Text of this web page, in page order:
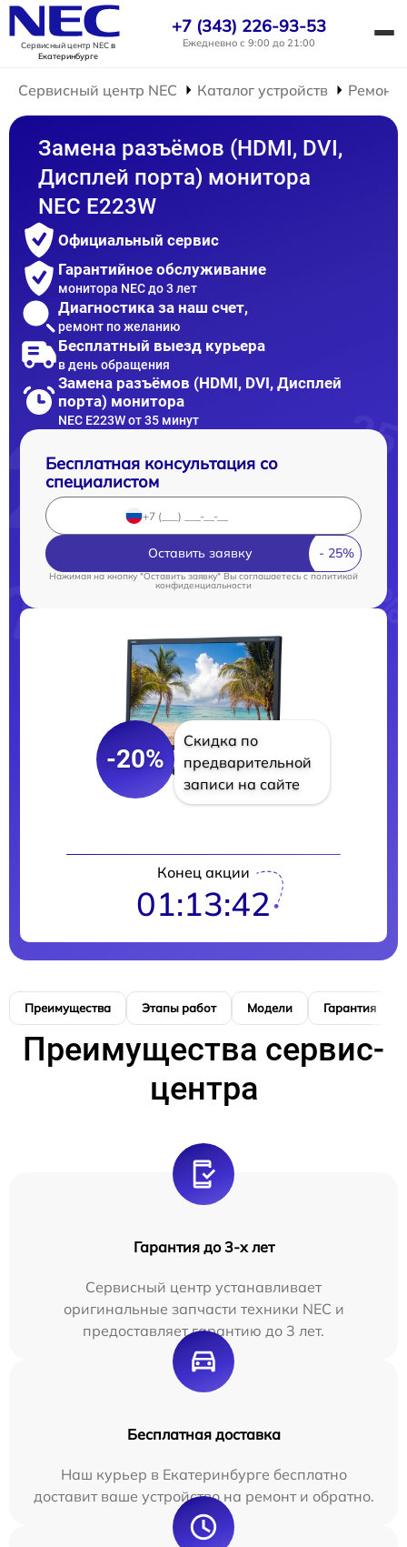
Сервисный центр NECв
Екатеринбурге
+7 (343) 226-93-53
Ежедневно с 9:00 до 21:00
Сервисный центр NEC Каталог устройств Ремонт
Замена разъёмов (HDMI, DVI,
Дисплей порта) монитора
NEC E223W
Официальный сервис
Гарантийное обслуживание
монитора NEC до 3 лет
Диагностика за наш счет,
ремонт по желанию
Бесплатный выезд курьера
в день обращения
Замена разъёмов (HDMI, DVI, Дисплей
порта) монитора
NEC E223W от 35 минут
Бесплатная консультация со
специалистом
Оставить заявку
Нажимая на кнопку "Оставить заявку" Вы соглашаетесь cполитикой
конфиденциальности
-20%
Скидка по
предварительной
записи на сайте
Конец акции
01:13:41
Преимущества Этапы работ Модели Гарантия
Преимущества сервис-
центра
Гарантия до 3-х лет
Сервисный центр устанавливает
оригинальные запчасти техники NEC и
предоставляет гарантию до 3 лет.
Бесплатная доставка
Наш курьер в Екатеринбурге бесплатно
доставит ваше устройство на ремонт и обратно.